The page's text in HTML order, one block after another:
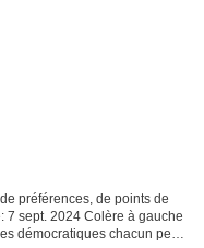
préférences, de points de
7 sept. 2024 Colère à gauche
démocratiques chacun peut